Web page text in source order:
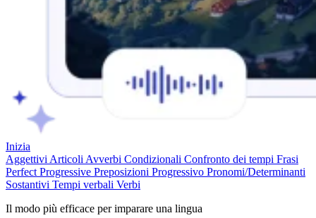
Inizia
Aggettivi Articoli Avverbi Condizionali Confronto dei tempi Frasi
Perfect Progressive Preposizioni Progressivo Pronomi/Determinanti
Sostantivi Tempi verbali Verbi
Il modo più efficace per imparare una lingua